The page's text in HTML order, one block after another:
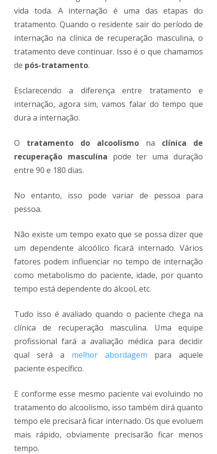
vida toda. A internação é uma das etapas do
tratamento. Quando o residente sair do período de
internação na clínica de recuperação masculina, o
tratamento deve continuar. Isso é o que chamamos
de pós-tratamento.
Esclarecendo a diferença entre tratamento e
internação, agora sim, vamos falar do tempo que
dura a internação.
O tratamento do alcoolismo na clínica de
recuperação masculina pode ter uma duração
entre 90 e 180 dias.
No entanto, isso pode variar de pessoa para
pessoa.
Não existe um tempo exato que se possa dizer que
um dependente alcoólico ficará internado. Vários
fatores podem influenciar no tempo de internação
como metabolismo do paciente, idade, por quanto
tempo está dependente do álcool, etc.
Tudo isso é avaliado quando o paciente chega na
clínica de recuperação masculina. Uma equipe
profissional fará a avaliação médica para decidir
qual será a melhor abordagem para aquele
paciente específico.
E conforme esse mesmo paciente vai evoluindo no
tratamento do alcoolismo, isso também dirá quanto
tempo ele precisará ficar internado. Os que evoluem
mais rápido, obviamente precisarão ficar menos
tempo.